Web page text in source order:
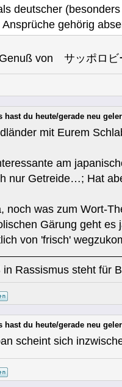
deutscher
Ansprüche gehörig
von サッポロビ
hast du heute/gerade neu
mit Eurem
am
nur Getreide…; Hat
noch was zum Wort-
Gärung geht es
von 'frisch'
in Rassismus steht für
hast du heute/gerade neu
scheint sich